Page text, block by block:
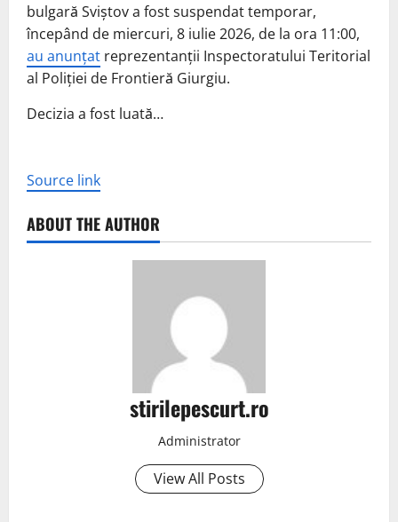
bulgară Sviștov a fost suspendat temporar,
începând de miercuri, 8 iulie 2026, de la ora 11:00,
au anunțat reprezentanții Inspectoratului Teritorial
al Poliției de Frontieră Giurgiu.
Decizia a fost luată…
Source link
ABOUT THE AUTHOR
stirilepescurt.ro
Administrator
View All Posts